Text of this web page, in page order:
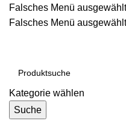
Falsches Menü ausgewählt
Falsches Menü ausgewählt
Kategorie wählen
Suche